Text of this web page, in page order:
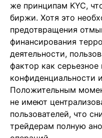
же принципам KYC,
биржи. Хотя это
предотвращения
финансирования
деятельности,
фактор как
конфиденциальности
Положительным
не имеют
пользователей, что
трейдерам полную